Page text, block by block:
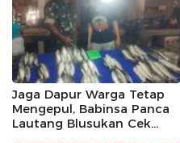
Jaga Dapur Warga Tetap
Mengepul, Babinsa Panca
Lautang Blusukan Cek